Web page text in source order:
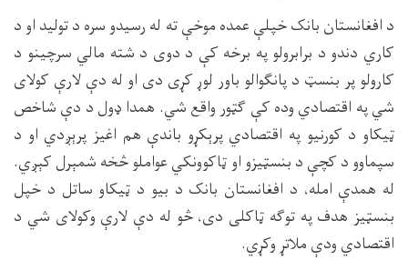
د افغانستان بانک خپلې عمده موخې ته له رسیدو سره د تولید او د
کاري دندو د برابرولو په برخه کې د دوی د شته مالي سرچینو د
کارولو پر بنسټ د پانګوالو باور لوړ کړی دی او له دې لارې کولای
شي په اقتصادي وده کې ګټور واقع شي. همدا ډول د دې شاخص
ټیکاو د کورنیو په اقتصادي پرېکړو باندې هم اغیز پرېږدي او د
سپماوو د کچې د بنسټیزو او ټاکوونکي عواملو څخه شمېرل کېږي.
له همدې امله، د افغانستان بانک د بیو د ټیکاو ساتل د خپل
بنسټیز هدف په توګه ټاکلی دی، څو له دې لارې وکولای شي د
اقتصادي ودې ملاتړ وکړي.